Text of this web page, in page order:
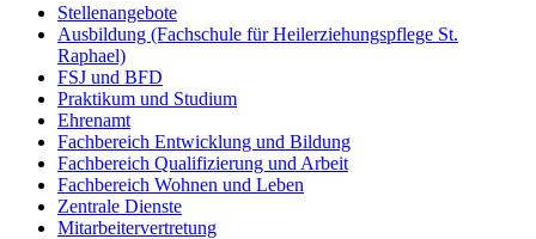
Stellenangebote
Ausbildung (Fachschule für Heilerziehungspflege St.
Raphael)
FSJ und BFD
Praktikum und Studium
Ehrenamt
Fachbereich Entwicklung und Bildung
Fachbereich Qualifizierung und Arbeit
Fachbereich Wohnen und Leben
Zentrale Dienste
Mitarbeitervertretung